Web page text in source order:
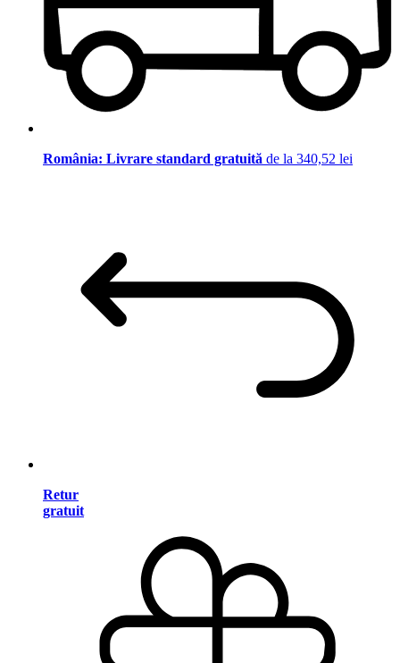
România: Livrare standard gratuită de la 340,52 lei
Retur
gratuit